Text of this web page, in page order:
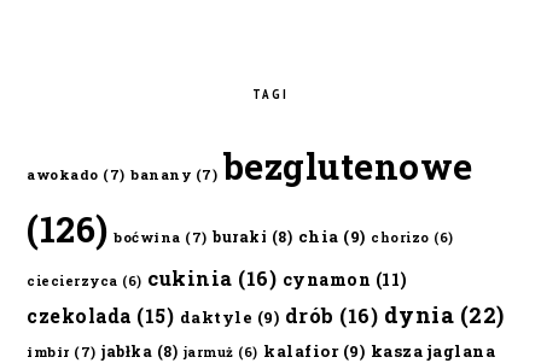
TAGI
awokado (7) banany (7) bezglutenowe
(126) boćwina (7) buraki (8) chia (9) chorizo (6)
ciecierzyca (6) cukinia (16) cynamon (11)
czekolada (15) daktyle (9) drób (16) dynia (22)
imbir (7) jabłka (8) jarmuż (6) kalafior(9) kasza jaglana